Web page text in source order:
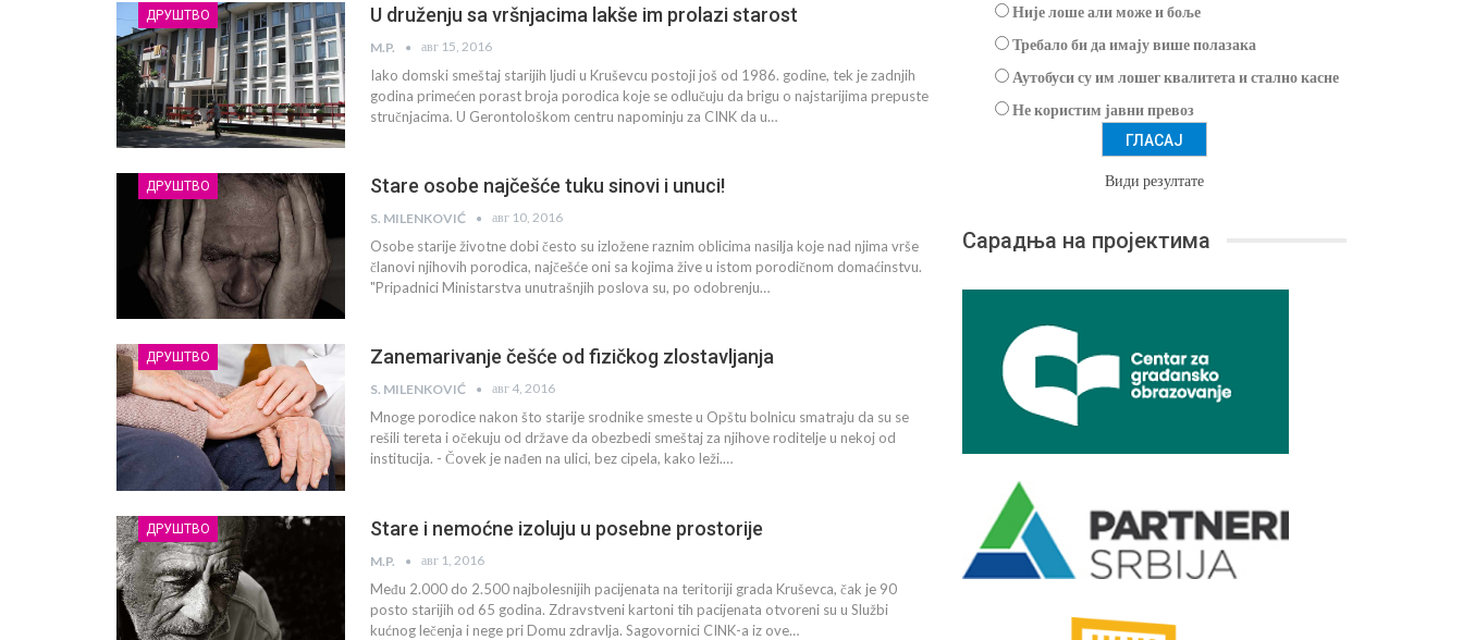
ДРУШТВО U druženju sa vršnjacima lakše im prolazi starost
M.P. авг 15, 2016
Iako domski smeštaj starijih ljudi u Kruševcu postoji još od 1986. godine, tek je zadnjih
godina primećen porast broja porodica koje se odlučuju da brigu o najstarijima prepuste
stručnjacima. U Gerontološkom centru napominju za CINK da u…
ДРУШТВО Stare osobe najčešće tuku sinovi i unuci!
S. MILENKOVIĆ авг 10, 2016
Osobe starije životne dobi često su izložene raznim oblicima nasilja koje nad njima vrše
članovi njihovih porodica, najčešće oni sa kojima žive u istom porodičnom domaćinstvu.
"Pripadnici Ministarstva unutrašnjih poslova su, po odobrenju…
ДРУШТВО Zanemarivanje češće od fizičkog zlostavljanja
S. MILENKOVIĆ авг 4, 2016
Mnoge porodice nakon što starije srodnike smeste u Opštu bolnicu smatraju da su se
rešili tereta i očekuju od države da obezbedi smeštaj za njihove roditelje u nekoj od
institucija. - Čovek je nađen na ulici, bez cipela, kako leži.…
ДРУШТВО Stare i nemoćne izoluju u posebne prostorije
M.P. авг 1, 2016
Među 2.000 do 2.500 najbolesnijih pacijenata na teritoriji grada Kruševca, čak je 90
posto starijih od 65 godina. Zdravstveni kartoni tih pacijenata otvoreni su u Službi
kućnog lečenja i nege pri Domu zdravlja. Sagovornici CINK-a iz ove…
Није лоше али може и боље
Требало би да имају више полазака
Аутобуси су им лошег квалитета и стално касне
Не користим јавни превоз
Види резултате
Сарадња на пројектима